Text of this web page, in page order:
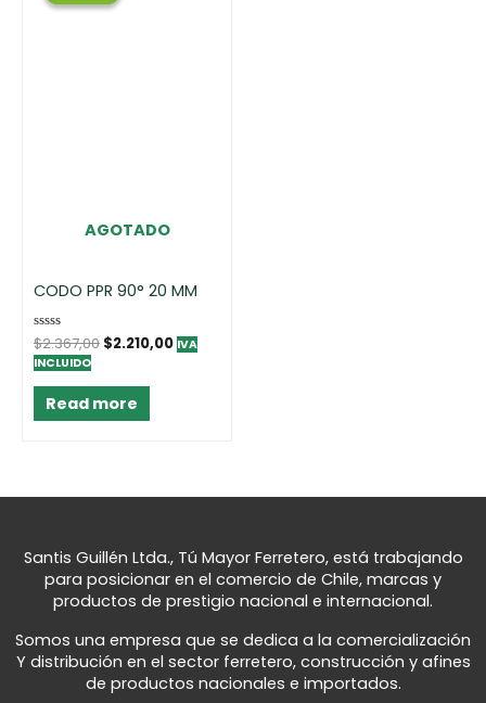
AGOTADO
CODO PPR 90° 20 MM
Rated
0
out
$2.367,00 $2.210,00 IVA
INCLUIDO
Read more
Santis Guillén Ltda., Tú Mayor Ferretero, está trabajando
para posicionar en el comercio de Chile, marcas y
productos de prestigio nacional e internacional.
Somos una empresa que se dedica a la comercialización
Y distribución en el sector ferretero, construcción y afines
de productos nacionales e importados.